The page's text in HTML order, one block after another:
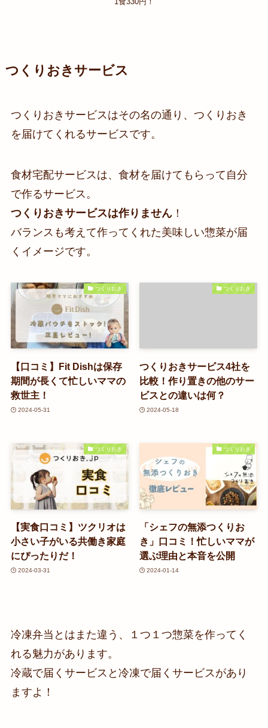
つくりおきサービス
つくりおきサービスはその名の通り、つくりおき
を届けてくれるサービスです。
食材宅配サービスは、食材を届けてもらって自分
で作るサービス。
つくりおきサービスは作りません！
バランスも考えて作ってくれた美味しい惣菜が届
くイメージです。
つくりおき
【口コミ】Fit Dishは保存
期間が長くて忙しいママの
救世主！
2024-05-31
つくりおき
つくりおきサービス4社を
比較！作り置きの他のサー
ビスとの違いは何？
2024-05-18
つくりおき
【実食口コミ】ツクリオは
小さい子がいる共働き家庭
にぴったりだ！
2024-03-31
つくりおき
「シェフの無添つくりお
き」口コミ！忙しいママが
選ぶ理由と本音を公開
2024-01-14
冷凍弁当とはまた違う、１つ１つ惣菜を作ってく
れる魅力があります。
冷蔵で届くサービスと冷凍で届くサービスがあり
ますよ！